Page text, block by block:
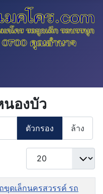
นองบัว
ตัวกรอง ล้าง
แสดง #
ขุดเล็กนครสวรรค์ รถ